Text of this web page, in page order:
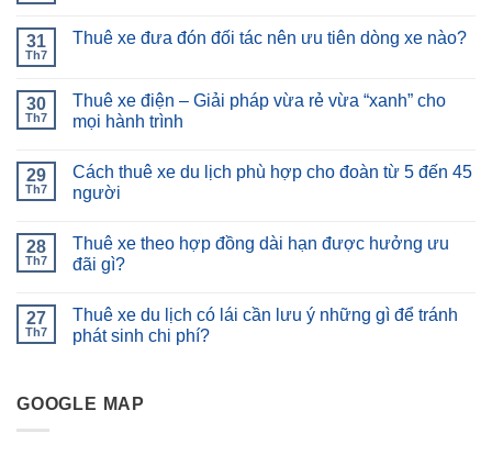
31
Th7
Thuê xe đưa đón đối tác nên ưu tiên dòng xe nào?
30
Th7
Thuê xe điện – Giải pháp vừa rẻ vừa “xanh” cho
mọi hành trình
29
Th7
Cách thuê xe du lịch phù hợp cho đoàn từ 5 đến 45
người
28
Th7
Thuê xe theo hợp đồng dài hạn được hưởng ưu
đãi gì?
27
Th7
Thuê xe du lịch có lái cần lưu ý những gì để tránh
phát sinh chi phí?
GOOGLE MAP